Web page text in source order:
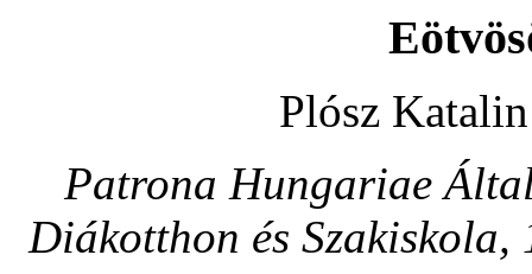
Plósz
Patrona Hungariae
Diákotthon és